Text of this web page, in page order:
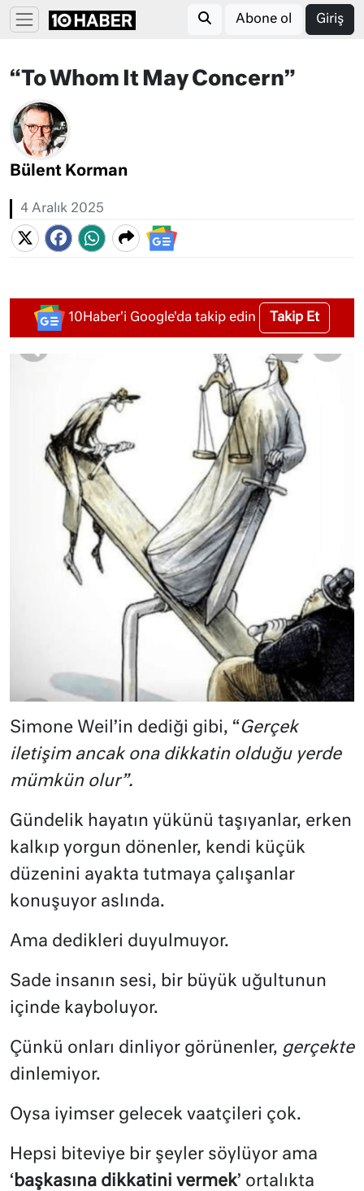
Abone ol Giriş
“To Whom It May Concern”
Bülent Korman
4 Aralık 2025
10Haber'i Google'da takip edin Takip Et
Simone Weil’in dediği gibi, “Gerçek
iletişim ancak ona dikkatin olduğu yerde
mümkün olur”.
Gündelik hayatın yükünü taşıyanlar, erken
kalkıp yorgun dönenler, kendi küçük
düzenini ayakta tutmaya çalışanlar
konuşuyor aslında.
Ama dedikleri duyulmuyor.
Sade insanın sesi, bir büyük uğultunun
içinde kayboluyor.
Çünkü onları dinliyor görünenler, gerçekte
dinlemiyor.
Oysa iyimser gelecek vaatçileri çok.
Hepsi biteviye bir şeyler söylüyor ama
‘ başkasına dikkatini vermek’ ortalıkta